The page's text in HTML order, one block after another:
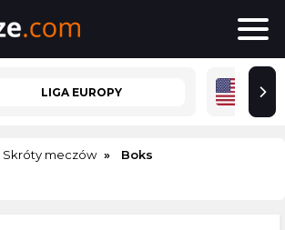
LIGA EUROPY
Skróty meczów Boks